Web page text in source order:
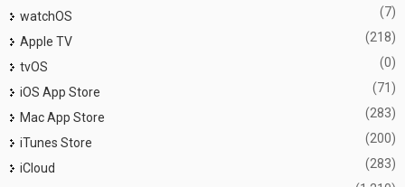
watchOS (7)
Apple TV (218)
tvOS (0)
iOS App Store (71)
Mac App Store (283)
iTunes Store (200)
iCloud (283)